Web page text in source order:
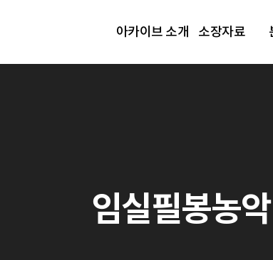
아카이브 소개 소장자료
임실필봉농